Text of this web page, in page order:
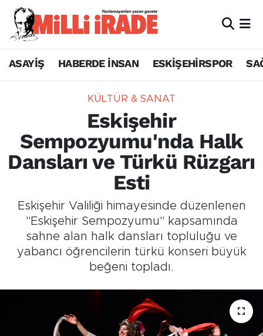
ASAYİŞ HABERDE İNSAN ESKİŞEHİRSPOR
KÜLTÜR & SANAT
Eskişehir
Sempozyumu'nda Halk
Dansları ve Türkü Rüzgarı
Esti
Eskişehir Valiliği himayesinde düzenlenen
"Eskişehir Sempozyumu" kapsamında
sahne alan halk dansları topluluğu ve
yabancı öğrencilerin türkü konseri büyük
beğeni topladı.